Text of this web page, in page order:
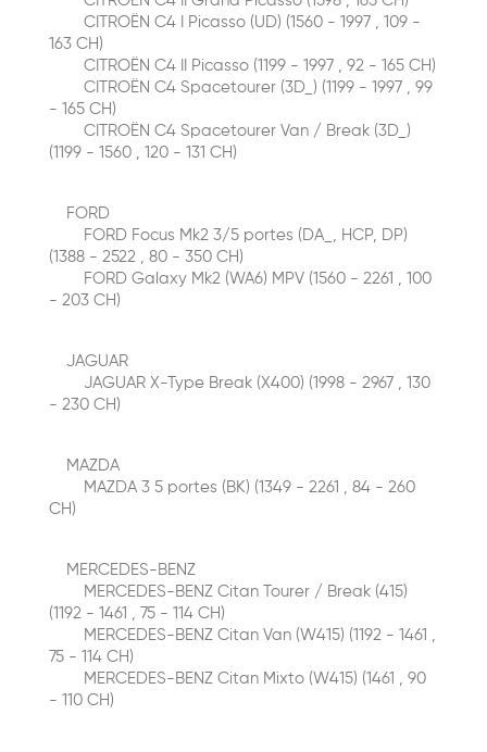
CITROËN C4 I Picasso (UD) (1560 - 1997 , 109 -
163 CH)
CITROËN C4 II Picasso (1199 - 1997 , 92 - 165 CH)
CITROËN C4 Spacetourer (3D_) (1199 - 1997 , 99
- 165 CH)
CITROËN C4 Spacetourer Van / Break (3D_)
(1199 - 1560 , 120 - 131 CH)
FORD
FORD Focus Mk2 3/5 portes (DA_, HCP, DP)
(1388 - 2522 , 80 - 350 CH)
FORD Galaxy Mk2 (WA6) MPV (1560 - 2261 , 100
- 203 CH)
JAGUAR
JAGUAR X-Type Break (X400) (1998 - 2967 , 130
- 230 CH)
MAZDA
MAZDA 3 5 portes (BK) (1349 - 2261 , 84 - 260
CH)
MERCEDES-BENZ
MERCEDES-BENZ Citan Tourer / Break (415)
(1192 - 1461 , 75 - 114 CH)
MERCEDES-BENZ Citan Van (W415) (1192 - 1461 ,
75 - 114 CH)
MERCEDES-BENZ Citan Mixto (W415) (1461 , 90
- 110 CH)